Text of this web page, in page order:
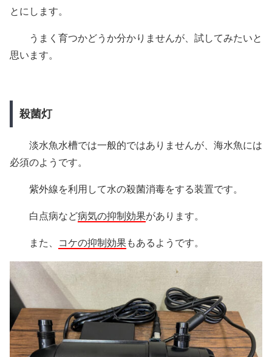
とにします。
うまく育つかどうか分かりませんが、試してみたいと
思います。
殺菌灯
淡水魚水槽では一般的ではありませんが、海水魚には
必須のようです。
紫外線を利用して水の殺菌消毒をする装置です。
白点病など病気の抑制効果があります。
また、 コケの抑制効果もあるようです。